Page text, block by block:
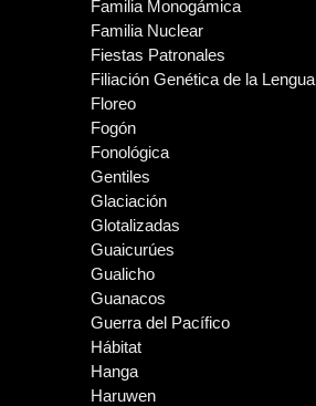
Familia Monogámica
Familia Nuclear
Fiestas Patronales
Filiación Genética de la Lengua
Floreo
Fogón
Fonológica
Gentiles
Glaciación
Glotalizadas
Guaicurúes
Gualicho
Guanacos
Guerra del Pacífico
Hábitat
Hanga
Haruwen